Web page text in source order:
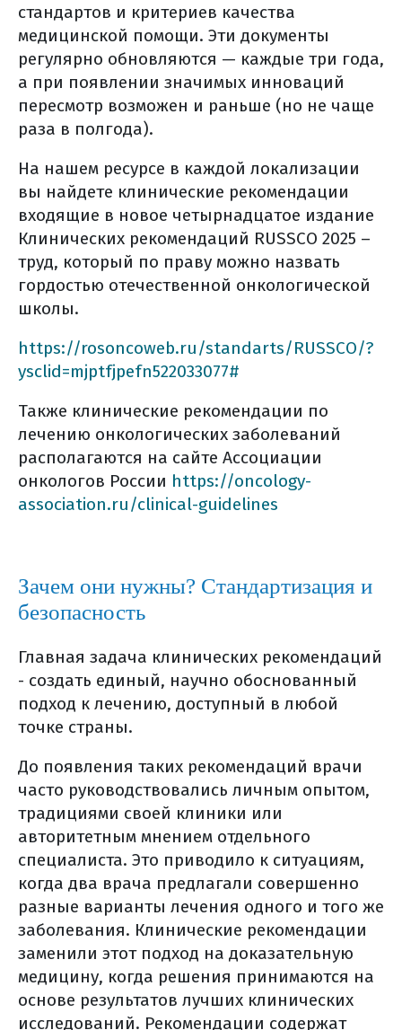
осложнения после хирургического
лечения
борьба с болью
уход за послеоперационной раной
физическая нагрузка
особенности питания
лечебное питание (общая
информация)
потребление жидкости во время
лечения
общие правила питания во время
лечения
принципы лучевой терапия при ртм
как проходит внутриполостпая
лучевая терапия при ртм
как проходит дистанционная
лучевая терапия при ртм?
реабилитация на фоне лучевой
терапии ртм
особенности химиотерапии при ртм
основные схемы в химиотерапии
ртм
химиопрепаратов, применяемых в
лечении рака тела матки
лучевая терапия (общая
информация)
виды лучевой терапии
дистанционная лучевая терапия
контактная лучевая терапия
(брахитерапия)
3d конформная лучевая терапия
лучевая терапия, моделированная
стандартов и критериев качества
медицинской помощи. Эти документы
регулярно обновляются — каждые три года,
а при появлении значимых инноваций
пересмотр возможен и раньше (но не чаще
раза в полгода).
На нашем ресурсе в каждой локализации
вы найдете клинические рекомендации
входящие в новое четырнадцатое издание
Клинических рекомендаций RUSSCO 2025 –
труд, который по праву можно назвать
гордостью отечественной онкологической
школы.
https://rosoncoweb.ru/standarts/RUSSCO/?
ysclid=mjptfjpefn522033077#
Также клинические рекомендации по
лечению онкологических заболеваний
располагаются на сайте Ассоциации
онкологов России https://oncology-
association.ru/clinical-guidelines
Зачем они нужны? Стандартизация и
безопасность
Главная задача клинических рекомендаций
- создать единый, научно обоснованный
подход к лечению, доступный в любой
точке страны.
До появления таких рекомендаций врачи
часто руководствовались личным опытом,
традициями своей клиники или
авторитетным мнением отдельного
специалиста. Это приводило к ситуациям,
когда два врача предлагали совершенно
разные варианты лечения одного и того же
заболевания. Клинические рекомендации
заменили этот подход на доказательную
медицину, когда решения принимаются на
основе результатов лучших клинических
исследований. Рекомендации содержат